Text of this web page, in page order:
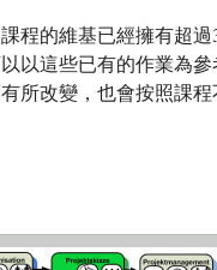
程的維基已經擁有超過
以這些已有的作業為
所改變，也會按照課